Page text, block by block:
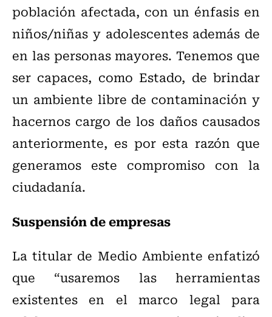
población afectada, con un énfasis en
niños/niñas y adolescentes además de
en las personas mayores. Tenemos que
ser capaces, como Estado, de brindar
un ambiente libre de contaminación y
hacernos cargo de los daños causados
anteriormente, es por esta razón que
generamos este compromiso con la
ciudadanía.
Suspensión de empresas
La titular de Medio Ambiente enfatizó
que “usaremos las herramientas
existentes en el marco legal para